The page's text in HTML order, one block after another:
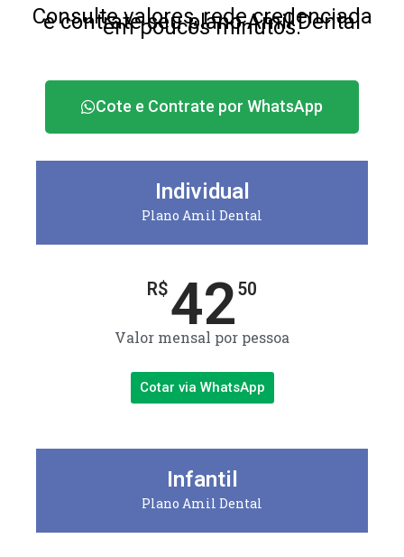
Consulte valores, rede credenciada
e contrate seu plano Amil Dental
em poucos minutos.
Cote e Contrate por WhatsApp
Individual
Plano Amil Dental
R$4250
Valor mensal por pessoa
Cotar via WhatsApp
Infantil
Plano Amil Dental